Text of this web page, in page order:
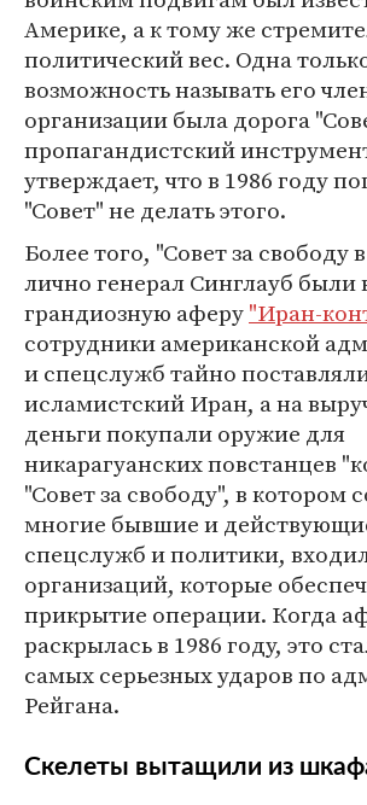
Америке, а к тому же
политический вес. Одна
возможность называть его
организации была дорога
пропагандистский
утверждает, что в 1986 году
"Совет" не делать этого.
Более того, "Совет за свободу
лично генерал Синглауб были
грандиозную аферу"Иран-
сотрудники американской
и спецслужб тайно
исламистский Иран, а на
деньги покупали оружие для
никарагуанских повстанцев
"Совет за свободу", в котором
многие бывшие и
спецслужб и политики,
организаций, которые
прикрытие операции. Когда
раскрылась в 1986 году, это
самых серьезных ударов по
Рейгана.
Скелеты вытащили из